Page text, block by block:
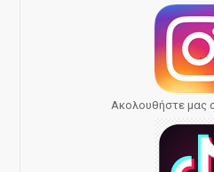
Ακολουθήστε μας